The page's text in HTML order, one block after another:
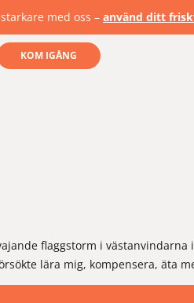
med oss – använd ditt
KOM IGÅNG
flaggstorm i
lära mig, kompensera, äta